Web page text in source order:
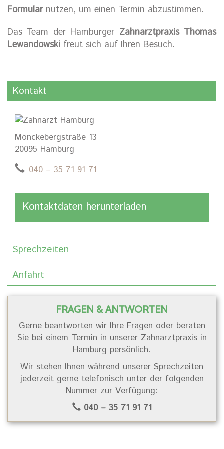
Formularnutzen, um einen Termin abzustimmen.
Das Team der Hamburger Zahnarztpraxis Thomas
Lewandowski freut sich auf Ihren Besuch.
Kontakt
Mönckebergstraße 13
20095 Hamburg
040 – 35 71 91 71
Kontaktdaten herunterladen
Sprechzeiten
Anfahrt
FRAGEN & ANTWORTEN
Gerne beantworten wir Ihre Fragen oder beraten
Sie bei einem Termin in unserer Zahnarztpraxis in
Hamburg persönlich.
Wir stehen Ihnen während unserer Sprechzeiten
jederzeit gerne telefonisch unter der folgenden
Nummer zur Verfügung:
040 – 35 71 91 71